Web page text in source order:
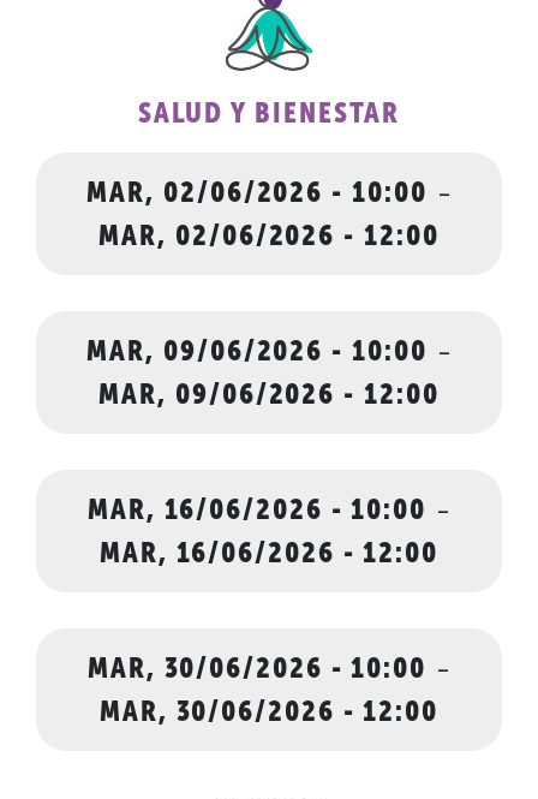
SALUD Y BIENESTAR
MAR, 02/06/2026 - 10:00 -
MAR, 02/06/2026 - 12:00
MAR, 09/06/2026 - 10:00 -
MAR, 09/06/2026 - 12:00
MAR, 16/06/2026 - 10:00 -
MAR, 16/06/2026 - 12:00
MAR, 30/06/2026 - 10:00 -
MAR, 30/06/2026 - 12:00